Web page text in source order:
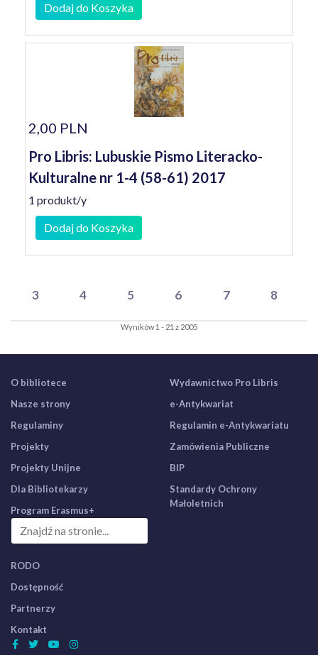
Dodaj do Koszyka
2,00 PLN
Pro Libris: Lubuskie Pismo Literacko-
Kulturalne nr 1-4 (58-61) 2017
1 produkt/y
Dodaj do Koszyka
3 4 5 6 7 8
Wyników 1 - 21 z 2005
O bibliotece
Nasze strony
Regulaminy
Projekty
Projekty Unijne
Dla Bibliotekarzy
Program Erasmus+
Wydawnictwo Pro Libris
e-Antykwariat
Regulamin e-Antykwariatu
Zamówienia Publiczne
BIP
Standardy Ochrony
Małoletnich
RODO
Dostępność
Partnerzy
Kontakt